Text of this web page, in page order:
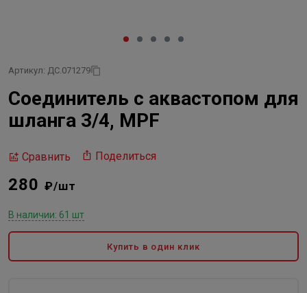
Артикул: ДС.071279
Соединитель с аквастопом для
шланга 3/4, MPF
Сравнить Поделиться
280 ₽/шт
В наличии: 61 шт
Купить в один клик